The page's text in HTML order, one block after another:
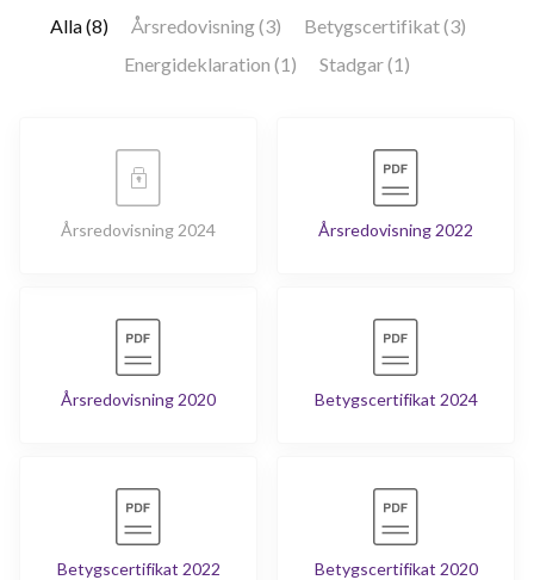
Alla (8)
Årsredovisning (3)
Betygscertifikat (3)
Energideklaration (1)
Stadgar (1)
Årsredovisning 2024 Årsredovisning 2022
Årsredovisning 2020 Betygscertifikat 2024
Betygscertifikat 2022 Betygscertifikat 2020